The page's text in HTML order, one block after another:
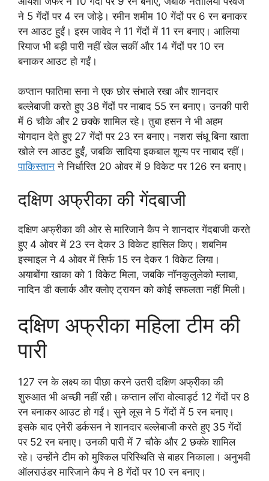
ने 5 गेंदों पर 4 रन जोड़े। रमीन शमीम 10 गेंदों पर 6 रन बनाकर
रन आउट हुईं। इरम जावेद ने 11 गेंदों में 11 रन बनाए। आलिया
रियाज भी बड़ी पारी नहीं खेल सकीं और 14 गेंदों पर 10 रन
बनाकर आउट हो गईं।
कप्तान फातिमा सना ने एक छोर संभाले रखा और शानदार
बल्लेबाजी करते हुए 38 गेंदों पर नाबाद 55 रन बनाए। उनकी पारी
में 6 चौके और 2 छक्के शामिल रहे। तुबा हसन ने भी अहम
योगदान देते हुए 27 गेंदों पर 23 रन बनाए। नशरा संधू बिना खाता
खोले रन आउट हुईं, जबकि सादिया इकबाल शून्य पर नाबाद रहीं।
पाकिस्तान ने निर्धारित 20 ओवर में 9 विकेट पर 126 रन बनाए।
दक्षिण अफ्रीका की गेंदबाजी
दक्षिण अफ्रीका की ओर से मारिजाने कैप ने शानदार गेंदबाजी करते
हुए 4 ओवर में 23 रन देकर 3 विकेट हासिल किए। शबनिम
इस्माइल ने 4 ओवर में सिर्फ 15 रन देकर 1 विकेट लिया।
अयाबोंगा खाका को 1 विकेट मिला, जबकि नॉनकुलुलेको म्लाबा,
नादिन डी क्लार्क और क्लोए ट्रायन को कोई सफलता नहीं मिली।
दक्षिण अफ्रीका महिला टीम की
पारी
127 रन के लक्ष्य का पीछा करने उतरी दक्षिण अफ्रीका की
शुरुआत भी अच्छी नहीं रही। कप्तान लॉरा वोल्वार्ड्ट 12 गेंदों पर 8
रन बनाकर आउट हो गईं। सुने लूस ने 5 गेंदों में 5 रन बनाए।
इसके बाद एनेरी डर्कसन ने शानदार बल्लेबाजी करते हुए 35 गेंदों
पर 52 रन बनाए। उनकी पारी में 7 चौके और 2 छक्के शामिल
रहे। उन्होंने टीम को मुश्किल परिस्थिति से बाहर निकाला। अनुभवी
ऑलराउंडर मारिजाने कैप ने 8 गेंदों पर 10 रन बनाए।